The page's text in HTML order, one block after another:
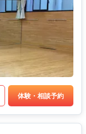
体験・相談予約